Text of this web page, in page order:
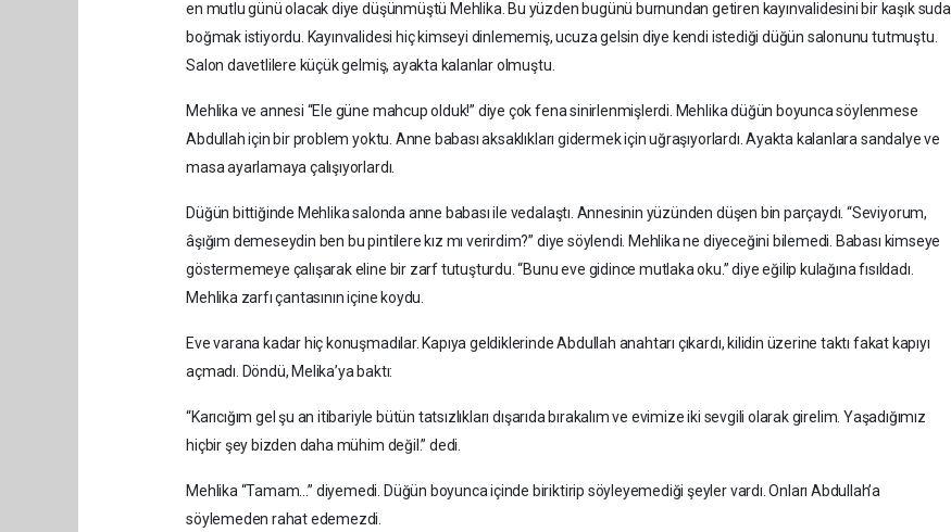
en mutlu günü olacak diye düşünmüştü Mehlika. Bu yüzden bugünü burnundan getiren kayınvalidesini bir kaşık suda
boğmak istiyordu. Kayınvalidesi hiç kimseyi dinlememiş, ucuza gelsin diye kendi istediği düğün salonunu tutmuştu.
Salon davetlilere küçük gelmiş, ayakta kalanlar olmuştu.
Mehlika ve annesi “Ele güne mahcup olduk!” diye çok fena sinirlenmişlerdi. Mehlika düğün boyunca söylenmese
Abdullah için bir problem yoktu. Anne babası aksaklıkları gidermek için uğraşıyorlardı. Ayakta kalanlara sandalye ve
masa ayarlamaya çalışıyorlardı.
Düğün bittiğinde Mehlika salonda anne babası ile vedalaştı. Annesinin yüzünden düşen bin parçaydı. “Seviyorum,
âşığım demeseydin ben bu pintilere kız mı verirdim?” diye söylendi. Mehlika ne diyeceğini bilemedi. Babası kimseye
göstermemeye çalışarak eline bir zarf tutuşturdu. “Bunu eve gidince mutlaka oku.” diye eğilip kulağına fısıldadı.
Mehlika zarfı çantasının içine koydu.
Eve varana kadar hiç konuşmadılar. Kapıya geldiklerinde Abdullah anahtarı çıkardı, kilidin üzerine taktı fakat kapıyı
açmadı. Döndü, Melika’ya baktı:
“Karıcığım gel şu an itibariyle bütün tatsızlıkları dışarıda bırakalım ve evimize iki sevgili olarak girelim. Yaşadığımız
hiçbir şey bizden daha mühim değil.” dedi.
Mehlika “Tamam…” diyemedi. Düğün boyunca içinde biriktirip söyleyemediği şeyler vardı. Onları Abdullah’a
söylemeden rahat edemezdi.